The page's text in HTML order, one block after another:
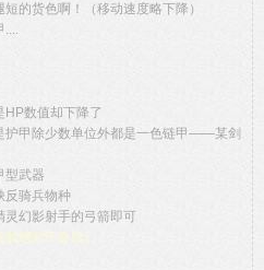
的货色啊！（移动速度略下降）
....
HP数值却下降了
护甲除少数单位外都是一色链甲——某剑
型武器
反骑兵物种
灵幻影射手的弓箭即可
绝对不会说）